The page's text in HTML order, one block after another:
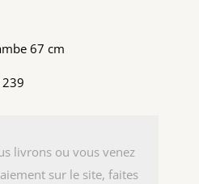
67 cm
livrons ou vous venez
sur le site, faites